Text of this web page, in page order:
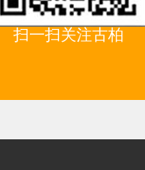
扫一扫关注古柏